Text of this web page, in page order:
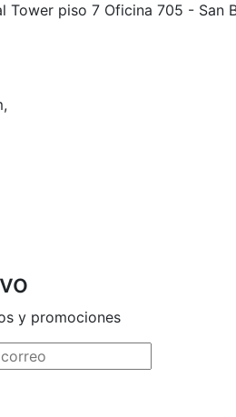
Tower piso 7 Oficina 705 - San
y promociones